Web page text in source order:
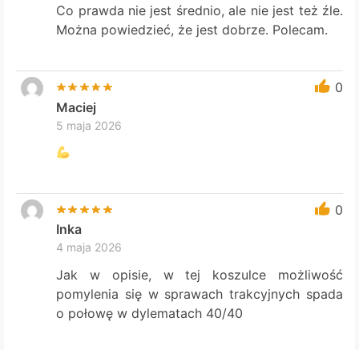
Co prawda nie jest średnio, ale nie jest też źle.
Można powiedzieć, że jest dobrze. Polecam.
0
Maciej
5 maja 2026
0
Inka
4 maja 2026
Jak w opisie, w tej koszulce możliwość
pomylenia się w sprawach trakcyjnych spada
o połowę w dylematach 40/40